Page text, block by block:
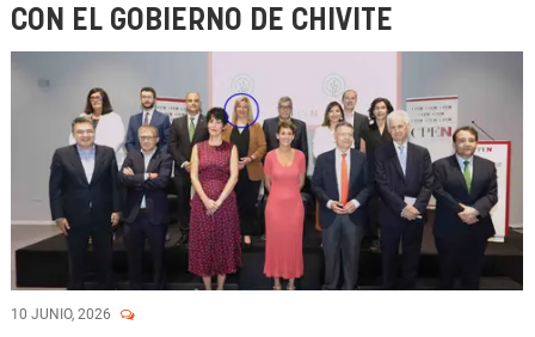
CON EL GOBIERNO DE CHIVITE
10 JUNIO, 2026